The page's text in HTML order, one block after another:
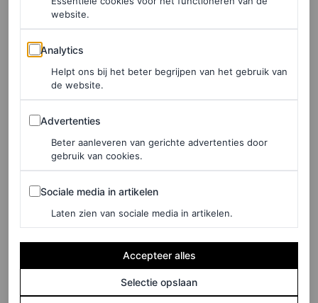
Celebs brachten hun fashion
A-game naar Wimbledon
Royal method dressing?
Voor de finale van
Wimbledon matcht Kate
Middleton haar jurk met… de
grasbaan
ANNA CAFOLLA
FASHION NIEUWS
website.
Analytics
Analytics
Helpt ons bij het beter begrijpen van het gebruik van
de website.
Advertenties
Advertenties
Beter aanleveren van gerichte advertenties door
gebruik van cookies.
Sociale media in artikelen
Sociale media in artikelen
Laten zien van sociale media in artikelen.
Accepteer alles
Selectie opslaan